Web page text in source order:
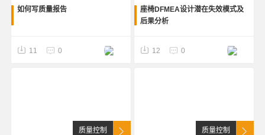
如何写质量报告
11 0
座椅DFMEA设计潜在失效模式及
后果分析
12 0
质量控制 质量控制